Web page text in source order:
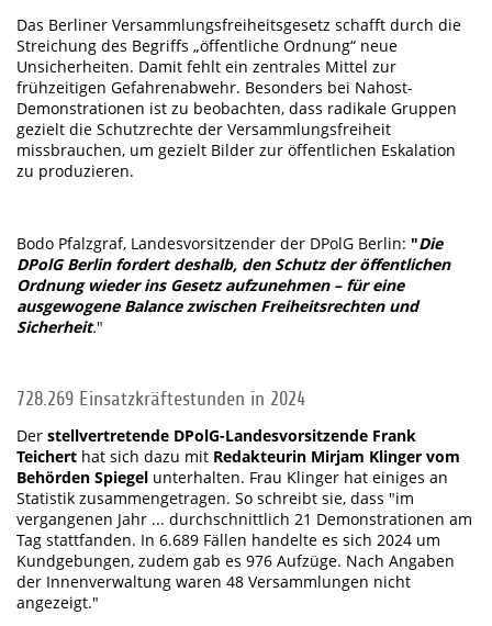
Das Berliner Versammlungsfreiheitsgesetz schafft durch die
Streichung des Begriffs „öffentliche Ordnung“ neue
Unsicherheiten. Damit fehlt ein zentrales Mittel zur
frühzeitigen Gefahrenabwehr. Besonders bei Nahost-
Demonstrationen ist zu beobachten, dass radikale Gruppen
gezielt die Schutzrechte der Versammlungsfreiheit
missbrauchen, um gezielt Bilder zur öffentlichen Eskalation
zu produzieren.
Bodo Pfalzgraf, Landesvorsitzender der DPolG Berlin: "Die
DPolG Berlin fordert deshalb, den Schutz der öffentlichen
Ordnung wieder ins Gesetz aufzunehmen – für eine
ausgewogene Balance zwischen Freiheitsrechten und
Sicherheit."
728.269 Einsatzkräftestunden in 2024
Der stellvertretende DPolG-Landesvorsitzende Frank
Teichert hat sich dazu mit Redakteurin Mirjam Klinger vom
Behörden Spiegel unterhalten. Frau Klinger hat einiges an
Statistik zusammengetragen. So schreibt sie, dass "im
vergangenen Jahr ... durchschnittlich 21 Demonstrationen am
Tag stattfanden. In 6.689 Fällen handelte es sich 2024 um
Kundgebungen, zudem gab es 976 Aufzüge. Nach Angaben
der Innenverwaltung waren 48 Versammlungen nicht
angezeigt."